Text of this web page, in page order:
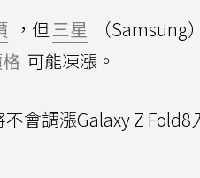
，但 三星
（Samsung
可能凍漲。
會調漲Galaxy Z